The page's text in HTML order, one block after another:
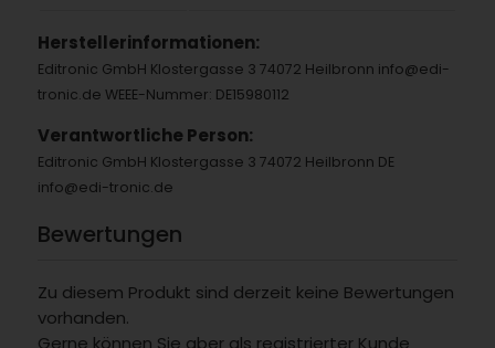
Herstellerinformationen:
Editronic GmbH Klostergasse 3 74072 Heilbronn info@edi-
tronic.de WEEE-Nummer: DE15980112
Verantwortliche Person:
Editronic GmbH Klostergasse 3 74072 Heilbronn DE
info@edi-tronic.de
Bewertungen
Zu diesem Produkt sind derzeit keine Bewertungen
vorhanden.
Gerne können Sie aber als registrierter Kunde